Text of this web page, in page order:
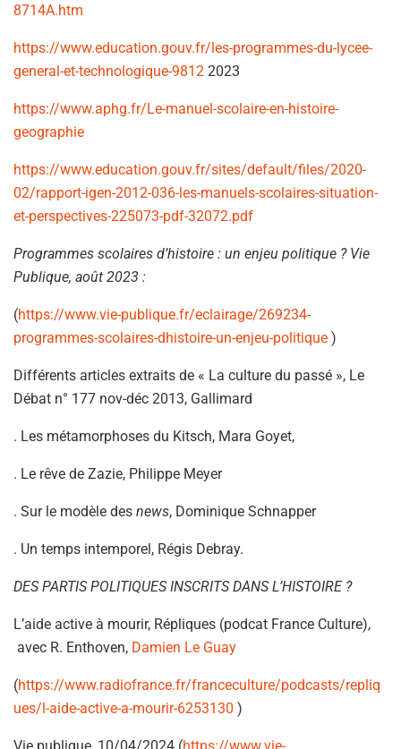
8714A.htm
https://www.education.gouv.fr/les-programmes-du-lycee-
general-et-technologique-9812 2023
https://www.aphg.fr/Le-manuel-scolaire-en-histoire-
geographie
https://www.education.gouv.fr/sites/default/files/2020-
02/rapport-igen-2012-036-les-manuels-scolaires-situation-
et-perspectives-225073-pdf-32072.pdf
Programmes scolaires d’histoire : un enjeu politique ? Vie
Publique, août 2023 :
(https://www.vie-publique.fr/eclairage/269234-
programmes-scolaires-dhistoire-un-enjeu-politique )
Différents articles extraits de « La culture du passé », Le
Débat n° 177 nov-déc 2013, Gallimard
. Les métamorphoses du Kitsch, Mara Goyet,
. Le rêve de Zazie, Philippe Meyer
. Sur le modèle des news, Dominique Schnapper
. Un temps intemporel, Régis Debray.
DES PARTIS POLITIQUES INSCRITS DANS L’HISTOIRE ?
L’aide active à mourir, Répliques (podcat France Culture),
avec R. Enthoven, Damien Le Guay
(https://www.radiofrance.fr/franceculture/podcasts/repliq
ues/l-aide-active-a-mourir-6253130 )